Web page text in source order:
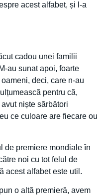
acest alfabet, și l-a
cadou unei familii
au sunat apoi, foarte
deci, care n-au
pentru că,
niște sărbători
ce culoare are fiecare ou
de premiere mondiale în
noi cu tot felul de
acest alfabet este util.
o altă premieră, avem